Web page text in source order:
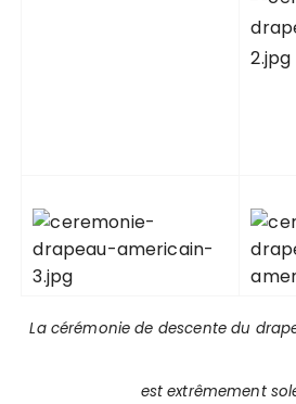
La cérémonie de descente du
est extrêmement